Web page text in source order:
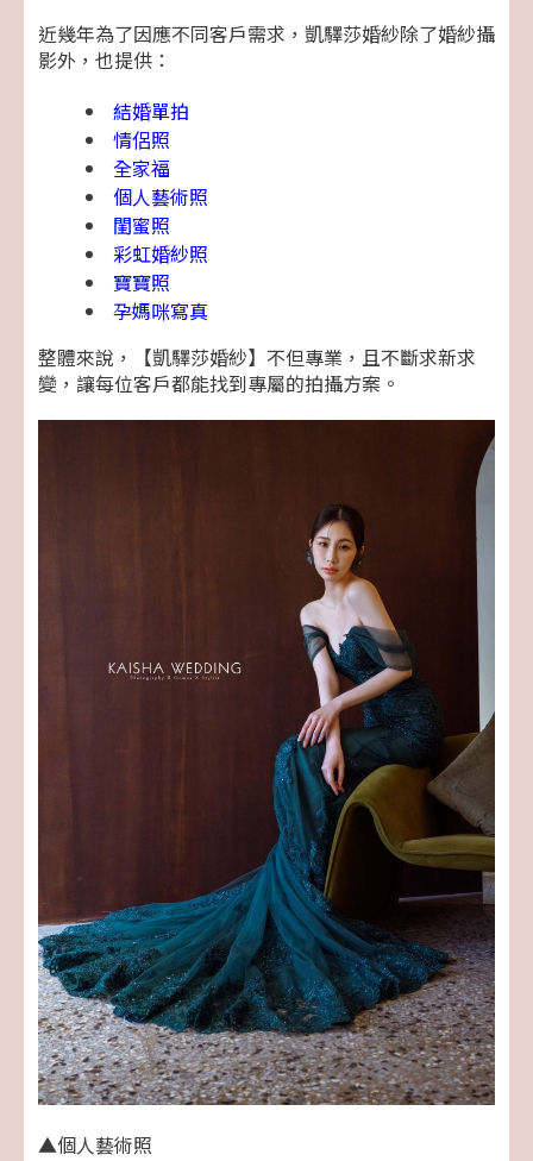
近幾年為了因應不同客戶需求，凱驛莎婚紗除了婚紗攝
影外，也提供：
結婚單拍
情侶照
全家福
個人藝術照
閨蜜照
彩虹婚紗照
寶寶照
孕媽咪寫真
整體來說，【凱驛莎婚紗】不但專業，且不斷求新求
變，讓每位客戶都能找到專屬的拍攝方案。
▲個人藝術照